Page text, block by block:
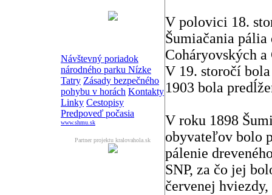
Návštevný poriadok
národného parku Nízke
Tatry Zásady bezpečného
pohybu v horách Kontakty
Linky Cestopisy
Predpoveď počasia
www.shmu.sk
Partner projektu kralovahola.sk
V polovici 18.
Šumiačania pália
Coháryovských
V 19. storočí
1903 bola
V roku 1898
obyvateľov bolo
pálenie
SNP, za čo jej
červenej